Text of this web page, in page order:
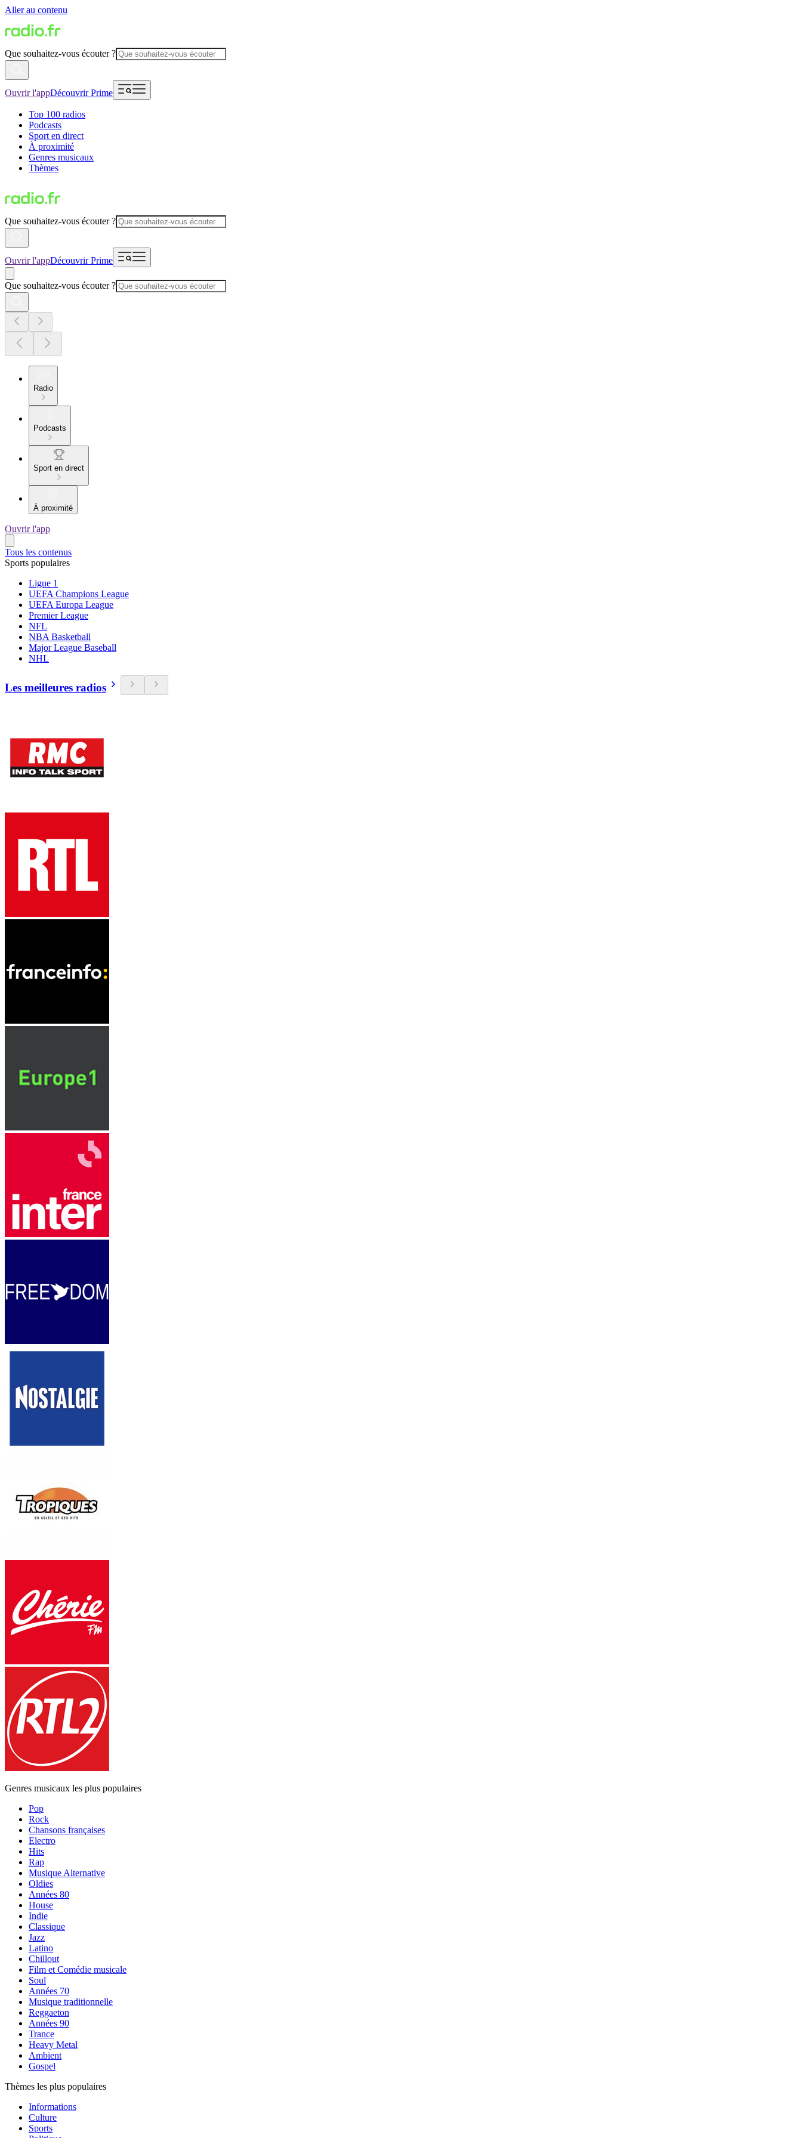
Aller au contenu
Que souhaitez-vous écouter ?
Ouvrir l'appDécouvrir Prime
Top 100 radios
Podcasts
Sport en direct
À proximité
Genres musicaux
Thèmes
Que souhaitez-vous écouter ?
Ouvrir l'appDécouvrir Prime
Que souhaitez-vous écouter ?
Radio
Podcasts
Sport en direct
À proximité
Ouvrir l'app
Tous les contenus
Sports populaires
Ligue 1
UEFA Champions League
UEFA Europa League
Premier League
NFL
NBA Basketball
Major League Baseball
NHL
Les meilleures radios
Genres musicaux les plus populaires
Pop
Rock
Chansons françaises
Electro
Hits
Rap
Musique Alternative
Oldies
Années 80
House
Indie
Classique
Jazz
Latino
Chillout
Film et Comédie musicale
Soul
Années 70
Musique traditionnelle
Reggaeton
Années 90
Trance
Heavy Metal
Ambient
Gospel
Thèmes les plus populaires
Informations
Culture
Sports